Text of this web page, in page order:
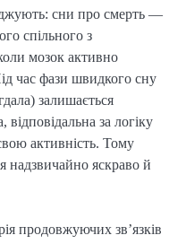
сни про смерть —
спільного з
мозок активно
час фази швидкого сну
залишається
за логіку
активність. Тому
надзвичайно яскраво й
продовжуючих зв’язків